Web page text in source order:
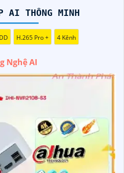
AI THÔNG MINH
H.265 Pro + 4 Kênh
Nghệ AI